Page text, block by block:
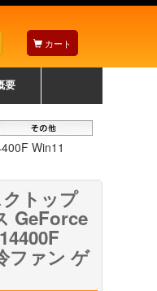
カート
要
Win11
トップ
GeForce
ファン ゲ